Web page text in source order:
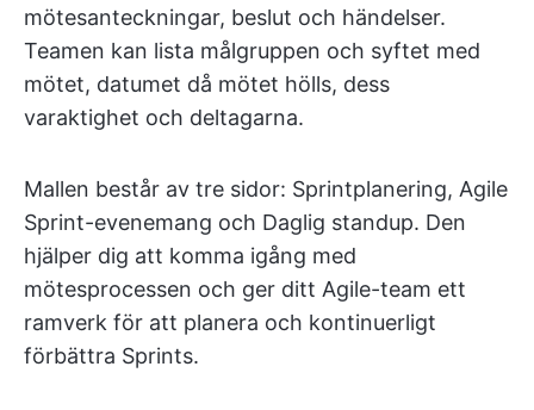
mötesanteckningar, beslut och händelser.
Teamen kan lista målgruppen och syftet med
mötet, datumet då mötet hölls, dess
varaktighet och deltagarna.
Mallen består av tre sidor: Sprintplanering, Agile
Sprint-evenemang och Daglig standup. Den
hjälper dig att komma igång med
mötesprocessen och ger ditt Agile-team ett
ramverk för att planera och kontinuerligt
förbättra Sprints.